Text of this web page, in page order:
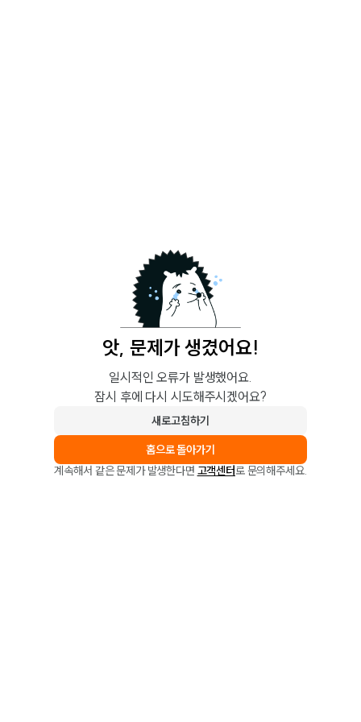
앗, 문제가 생겼어요!
일시적인 오류가 발생했어요.
잠시 후에 다시 시도해주시겠어요?
새로고침하기
홈으로 돌아가기
계속해서 같은 문제가 발생한다면 고객센터로 문의해주세요.